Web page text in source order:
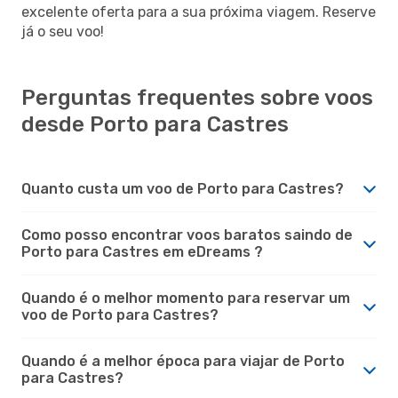
excelente oferta para a sua próxima viagem. Reserve
já o seu voo!
Perguntas frequentes sobre voos
desde Porto para Castres
Quanto custa um voo de Porto para Castres?
Como posso encontrar voos baratos saindo de
Porto para Castres em eDreams ?
Quando é o melhor momento para reservar um
voo de Porto para Castres?
Quando é a melhor época para viajar de Porto
para Castres?